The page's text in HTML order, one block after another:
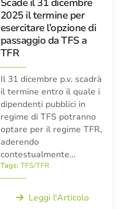
Scade il 31 dicembre
2025 il termine per
esercitare l’opzione di
passaggio da TFS a
TFR
Il 31 dicembre p.v. scadrà
il termine entro il quale i
dipendenti pubblici in
regime di TFS potranno
optare per il regime TFR,
aderendo
contestualmente…
Tags: TFS/TFR
Leggi l'Articolo